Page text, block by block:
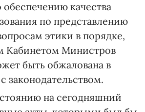
обеспечению качества
по представлению
этики в порядке,
Кабинетом Министров
быть обжалована в
законодательством.
на сегодняшний